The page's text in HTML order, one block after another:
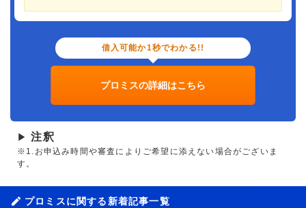
借入可能か1秒でわかる!!
プロミスの詳細はこちら
▶ 注釈
※1.お申込み時間や審査によりご希望に添えない場合がございま
す。
プロミスに関する新着記事一覧